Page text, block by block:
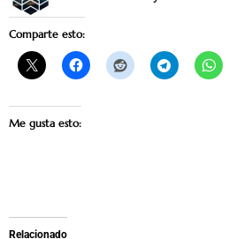
Comparte esto:
Me gusta esto:
Relacionado